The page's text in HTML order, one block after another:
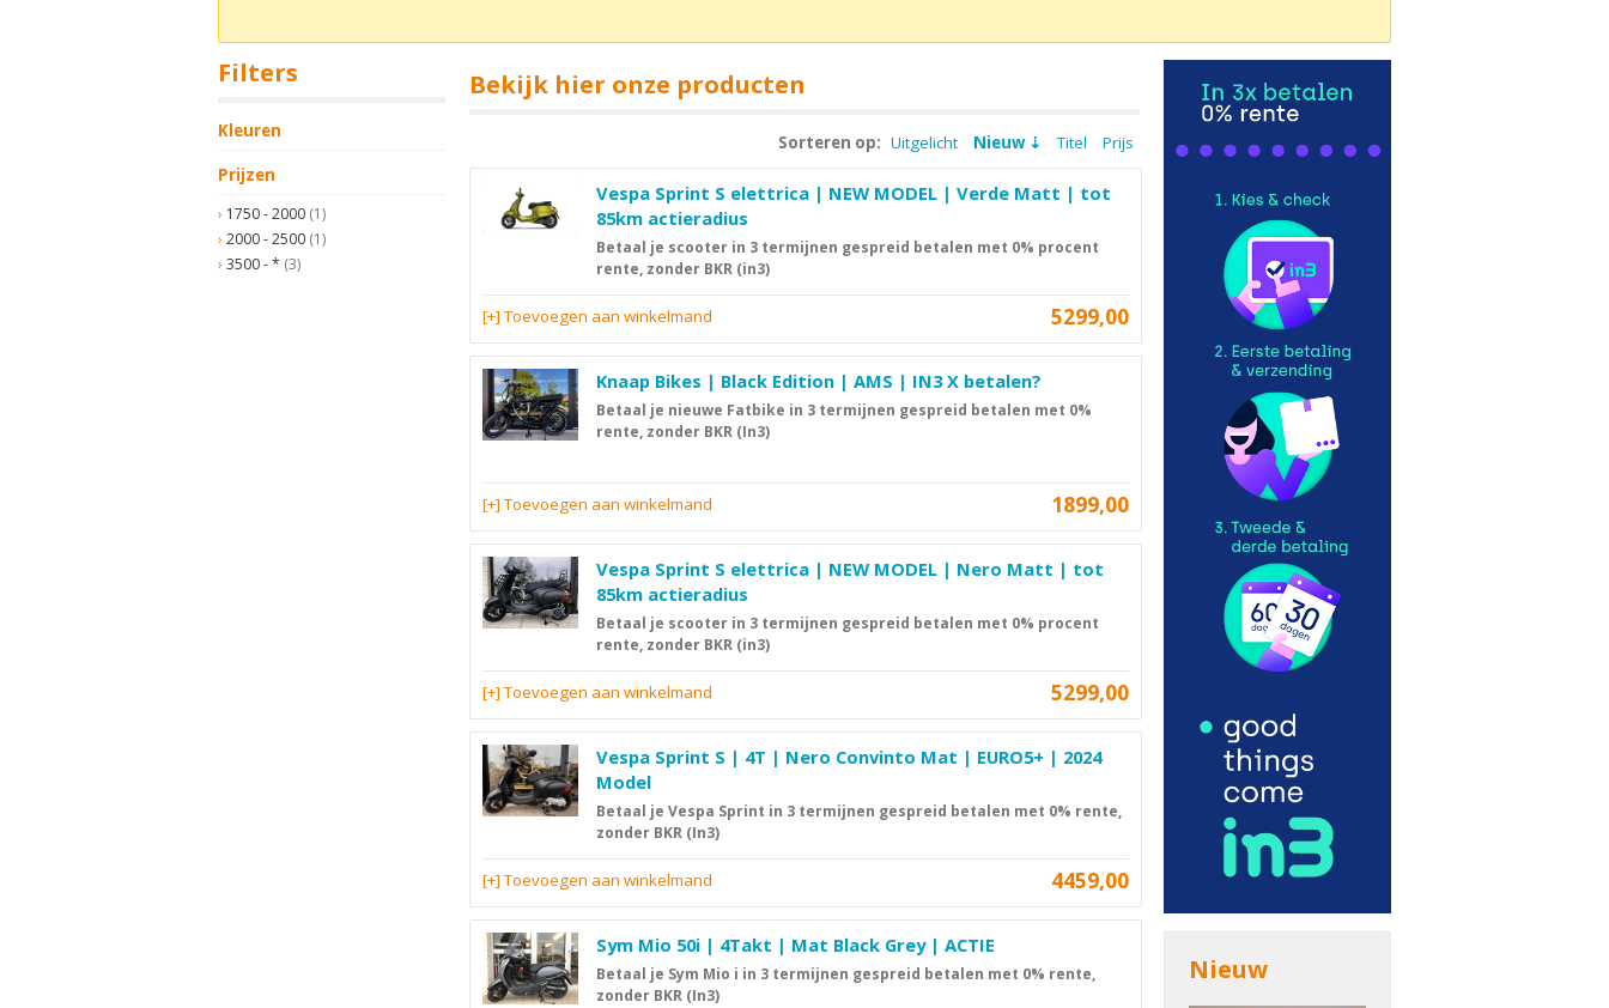
Filters
Kleuren
Prijzen
1750 - 2000 (1)
2000 - 2500 (1)
3500 - * (3)
Bekijk hier onze producten
Sorteren op: Uitgelicht Nieuw Titel Prijs
Vespa Sprint S elettrica | NEW MODEL | Verde Matt | tot
85km actieradius
Betaal je scooter in 3 termijnen gespreid betalen met 0% procent
rente, zonder BKR (in3)
5299,00
[+] Toevoegen aan winkelmand
Knaap Bikes | Black Edition | AMS | IN3 X betalen?
Betaal je nieuwe Fatbike in 3 termijnen gespreid betalen met 0%
rente, zonder BKR (In3)
1899,00
[+] Toevoegen aan winkelmand
Vespa Sprint S elettrica | NEW MODEL | Nero Matt | tot
85km actieradius
Betaal je scooter in 3 termijnen gespreid betalen met 0% procent
rente, zonder BKR (in3)
5299,00
[+] Toevoegen aan winkelmand
Vespa Sprint S | 4T | Nero Convinto Mat | EURO5+ | 2024
Model
Betaal je Vespa Sprint in 3 termijnen gespreid betalen met 0% rente,
zonder BKR (In3)
4459,00
[+] Toevoegen aan winkelmand
Sym Mio 50i | 4Takt | Mat Black Grey | ACTIE
Betaal je Sym Mio i in 3 termijnen gespreid betalen met 0% rente,
zonder BKR (In3)
Nieuw